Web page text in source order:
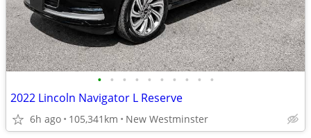
• • • • • • • • • •
2022 Lincoln Navigator L Reserve
6h ago 105,341km New Westminster